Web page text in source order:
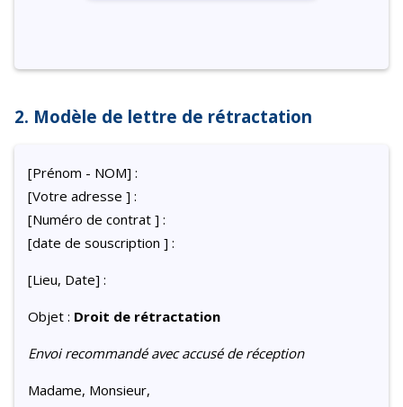
2. Modèle de lettre de rétractation
[Prénom - NOM] :
[Votre adresse ] :
[Numéro de contrat ] :
[date de souscription ] :
[Lieu, Date] :
Objet : Droit de rétractation
Envoi recommandé avec accusé de réception
Madame, Monsieur,